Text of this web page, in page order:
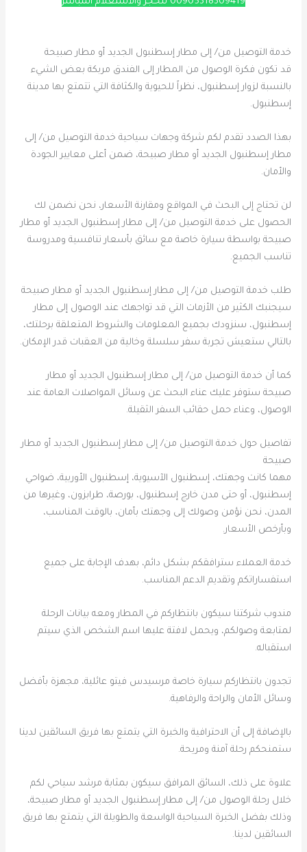
خدمة التوصيل من/ إلى مطار إسطنبول الجديد أو مطار صبيحة
قد تكون فكرة الوصول من المطار إلى الفندق مربكة بعض الشيء
بالنسبة لزوار إسطنبول، نظراً للحيوية والكثافة التي تتمتع بها مدينة
إسطنبول.
بهذا الصدد تقدم لكم شركة وجهات سياحية خدمة التوصيل من/ إلى
مطار إسطنبول الجديد أو مطار صبيحة، ضمن أعلى معايير الجودة
والأمان.
لن تحتاج إلى البحث في المواقع ومقارنة الأسعار، نحن نضمن لك
الحصول على خدمة التوصيل من/ إلى مطار إسطنبول الجديد أو مطار
صبيحة بواسطة سيارة خاصة مع سائق بأسعار تنافسية ومدروسة
تناسب الجميع.
طلب خدمة التوصيل من/ إلى مطار إسطنبول الجديد أو مطار صبيحة
سيجنبك الكثير من الأزمات التي قد تواجهك عند الوصول إلى مطار
إسطنبول، سنزودك بجميع المعلومات والشروط المتعلقة برحلتك،
بالتالي ستعيش تجربة سفر سلسلة وخالية من العقبات قدر الإمكان.
كما أن خدمة التوصيل من/ إلى مطار إسطنبول الجديد أو مطار
صبيحة ستوفر عليك عناء البحث عن وسائل المواصلات العامة عند
الوصول، وعناء حمل حقائب السفر الثقيلة.
تفاصيل حول خدمة التوصيل من/ إلى مطار إسطنبول الجديد أو مطار
صبيحة
مهما كانت وجهتك، إسطنبول الآسيوية، إسطنبول الأوربية، ضواحي
إسطنبول، أو حتى مدن خارج إسطنبول، بورصة، طرابزون، وغيرها من
المدن، نحن نؤمن وصولك إلى وجهتك بأمان، بالوقت المناسب،
وبأرخص الأسعار.
خدمة العملاء سترافقكم بشكل دائم، بهدف الإجابة على جميع
استفساراتكم وتقديم الدعم المناسب.
مندوب شركتنا سيكون بانتظاركم في المطار ومعه بيانات الرحلة
لمتابعة وصولكم، ويحمل لافتة عليها اسم الشخص الذي سيتم
استقباله.
تجدون بانتظاركم سيارة خاصة مرسيدس فيتو عائلية، مجهزة بأفضل
وسائل الأمان والراحة والرفاهية.
بالإضافة إلى أن الاحترافية والخبرة التي يتمتع بها فريق السائقين لدينا
ستمنحكم رحلة آمنة ومريحة.
علاوة على ذلك، السائق المرافق سيكون بمثابة مرشد سياحي لكم
خلال رحلة الوصول من/ إلى مطار إسطنبول الجديد أو مطار صبيحة،
وذلك بفضل الخبرة السياحية الواسعة والطويلة التي يتمتع بها فريق
السائقين لدينا.